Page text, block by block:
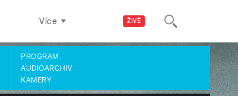
ŽIVĚ
Více
PROGRAM
AUDIOARCHIV
KAMERY